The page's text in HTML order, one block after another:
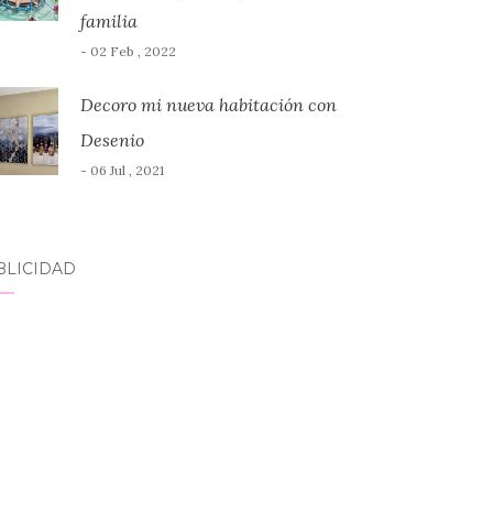
familia
- 02 Feb , 2022
Decoro mi nueva habitación con
Desenio
- 06 Jul , 2021